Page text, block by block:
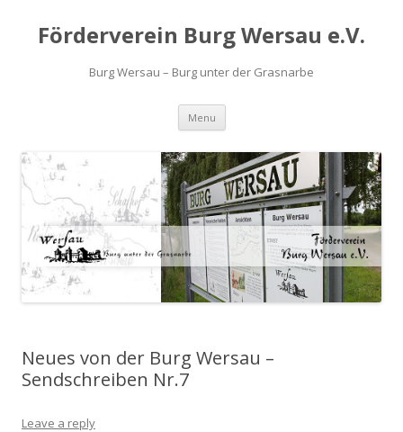
Förderverein Burg Wersau e.V.
Burg Wersau – Burg unter der Grasnarbe
Menu Skip to content
Neues von der Burg Wersau –
Sendschreiben Nr.7
Leave a reply